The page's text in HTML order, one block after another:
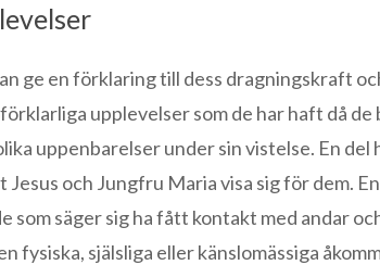
ge en förklaring till dess dragningskraft
upplevelser som de har haft då
uppenbarelser under sin vistelse. En
och Jungfru Maria visa sig för dem.
som säger sig ha fått kontakt med andar
fysiska, själsliga eller känslomässiga